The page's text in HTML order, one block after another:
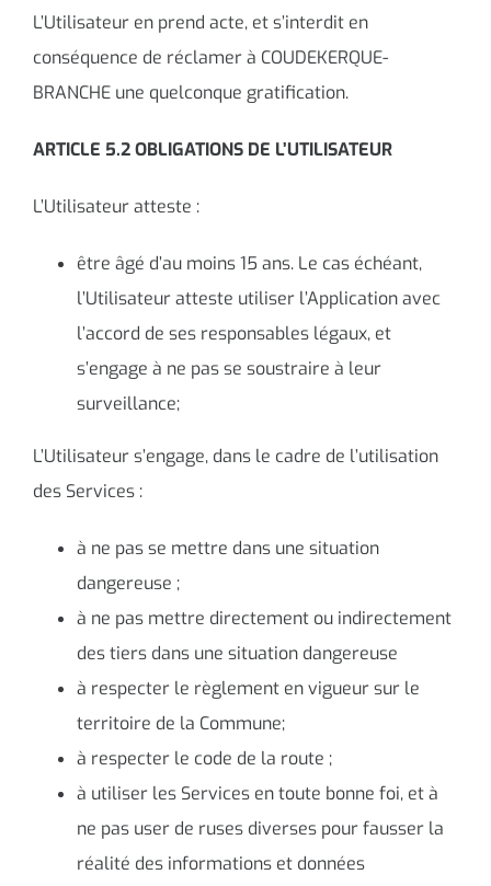
L’Utilisateur en prend acte, et s’interdit en
conséquence de réclamer à COUDEKERQUE-
BRANCHE une quelconque gratification.
ARTICLE 5.2 OBLIGATIONS DE L’UTILISATEUR
L’Utilisateur atteste :
être âgé d’au moins 15 ans. Le cas échéant,
l’Utilisateur atteste utiliser l’Application avec
l’accord de ses responsables légaux, et
s’engage à ne pas se soustraire à leur
surveillance;
L’Utilisateur s’engage, dans le cadre de l’utilisation
des Services :
à ne pas se mettre dans une situation
dangereuse ;
à ne pas mettre directement ou indirectement
des tiers dans une situation dangereuse
à respecter le règlement en vigueur sur le
territoire de la Commune;
à respecter le code de la route ;
à utiliser les Services en toute bonne foi, et à
ne pas user de ruses diverses pour fausser la
réalité des informations et données